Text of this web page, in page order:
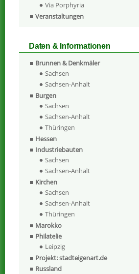
Via Porphyria
Veranstaltungen
Daten & Informationen
Brunnen & Denkmäler
Sachsen
Sachsen-Anhalt
Burgen
Sachsen
Sachsen-Anhalt
Thüringen
Hessen
Industriebauten
Sachsen
Sachsen-Anhalt
Kirchen
Sachsen
Sachsen-Anhalt
Thüringen
Marokko
Philatelie
Leipzig
Projekt: stadteigenart.de
Russland